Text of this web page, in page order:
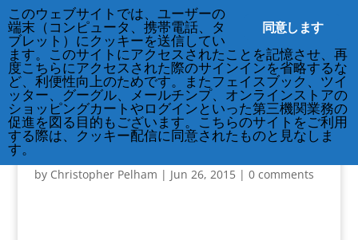
212-677-8621 info@crsny.org
130309-amareen.jpg
by Christopher Pelham | Jun 26, 2015| 0 comments
同意します
このウェブサイトでは、ユーザーの
端末（コンピュータ、携帯電話、タ
ブレット）にクッキーを送信してい
ます。このサイトにアクセスされたことを記憶させ、再
度こちらにアクセスされた際のサインインを省略するな
ど、利便性向上のためです。またフェイスブック、ツイ
ッター、グーグル、メールチンプ、オンラインストアの
ショッピングカートやログインといった第三機関業務の
促進を図る目的もございます。こちらのサイトをご利用
する際は、クッキー配信に同意されたものと見なしま
す。